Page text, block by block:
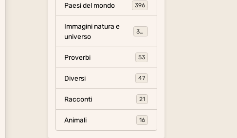
Paesi del mondo 396
Immagini natura e
universo
306
Proverbi 53
Diversi 47
Racconti 21
Animali 16